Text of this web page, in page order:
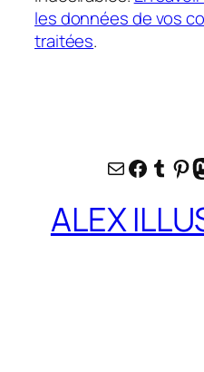
les données de vos
traitées.
E-mail
ALEX